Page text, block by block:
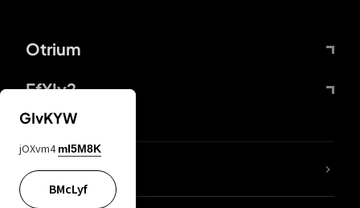
Otrium
FfYIy2
Lj7sBL
GIvKYW
jOXvm4 mI5M8K
BMcLyf